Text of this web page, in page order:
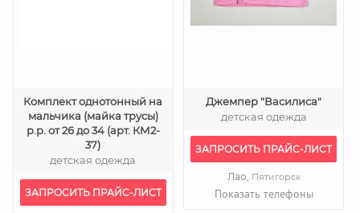
Комплект однотонный на
мальчика (майка трусы)
р.р. от 26 до 34 (арт. КМ2-
37)
детская одежда
ЗАПРОСИТЬ ПРАЙС-ЛИСТ
Джемпер "Василиса"
детская одежда
ЗАПРОСИТЬ ПРАЙС-ЛИСТ
Лао, Пятигорск
Показать телефоны